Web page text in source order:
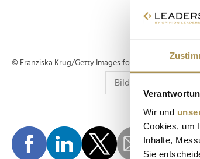
Wir und
Cookies, um
Inhalte,
Sie
© Franziska Krug/Getty Images for H&M